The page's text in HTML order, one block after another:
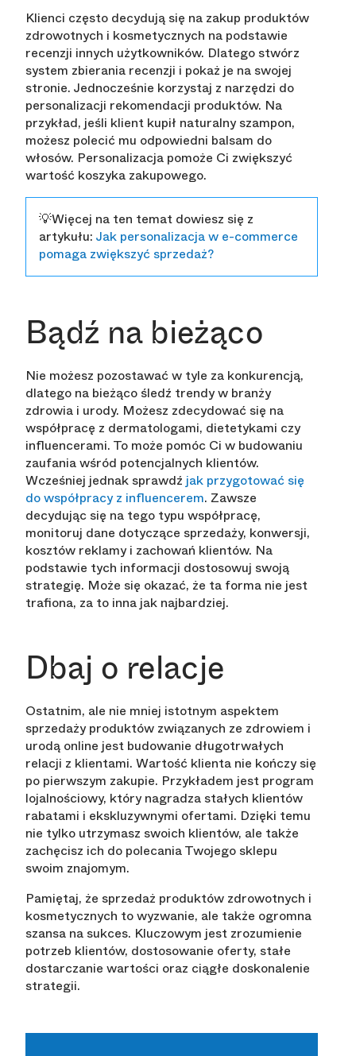
Klienci często decydują się na zakup produktów
zdrowotnych i kosmetycznych na podstawie
recenzji innych użytkowników. Dlatego stwórz
system zbierania recenzji i pokaż je na swojej
stronie. Jednocześnie korzystaj z narzędzi do
personalizacji rekomendacji produktów. Na
przykład, jeśli klient kupił naturalny szampon,
możesz polecić mu odpowiedni balsam do
włosów. Personalizacja pomoże Ci zwiększyć
wartość koszyka zakupowego.
💡Więcej na ten temat dowiesz się z
artykułu: Jak personalizacja w e-commerce
pomaga zwiększyć sprzedaż?
Bądź na bieżąco
Nie możesz pozostawać w tyle za konkurencją,
dlatego na bieżąco śledź trendy w branży
zdrowia i urody. Możesz zdecydować się na
współpracę z dermatologami, dietetykami czy
influencerami. To może pomóc Ci w budowaniu
zaufania wśród potencjalnych klientów.
Wcześniej jednak sprawdź jak przygotować się
do współpracy z influencerem. Zawsze
decydując się na tego typu współpracę,
monitoruj dane dotyczące sprzedaży, konwersji,
kosztów reklamy i zachowań klientów. Na
podstawie tych informacji dostosowuj swoją
strategię. Może się okazać, że ta forma nie jest
trafiona, za to inna jak najbardziej.
Dbaj o relacje
Ostatnim, ale nie mniej istotnym aspektem
sprzedaży produktów związanych ze zdrowiem i
urodą online jest budowanie długotrwałych
relacji z klientami. Wartość klienta nie kończy się
po pierwszym zakupie. Przykładem jest program
lojalnościowy, który nagradza stałych klientów
rabatami i ekskluzywnymi ofertami. Dzięki temu
nie tylko utrzymasz swoich klientów, ale także
zachęcisz ich do polecania Twojego sklepu
swoim znajomym.
Pamiętaj, że sprzedaż produktów zdrowotnych i
kosmetycznych to wyzwanie, ale także ogromna
szansa na sukces. Kluczowym jest zrozumienie
potrzeb klientów, dostosowanie oferty, stałe
dostarczanie wartości oraz ciągłe doskonalenie
strategii.